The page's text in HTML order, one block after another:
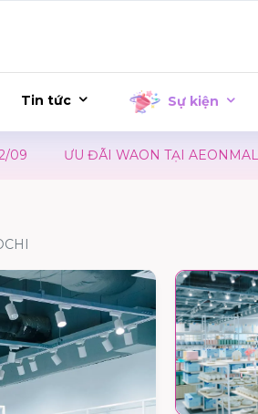
Tin tức Sự kiện
ƯU ĐÃI WAON TẠI AEONMALL